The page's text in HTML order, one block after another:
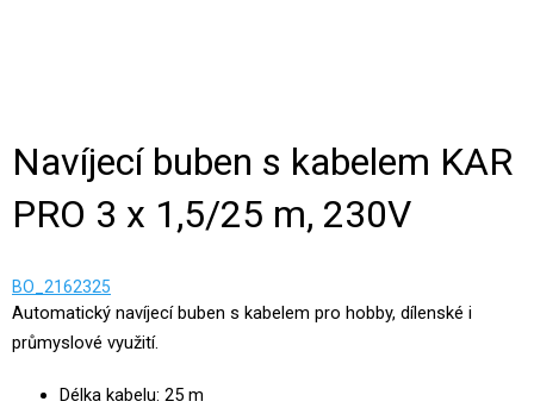
Navíjecí buben s kabelem KAR
PRO 3 x 1,5/25 m, 230V
BO_2162325
Automatický navíjecí buben s kabelem pro hobby, dílenské i
průmyslové využití.
Délka kabelu: 25 m